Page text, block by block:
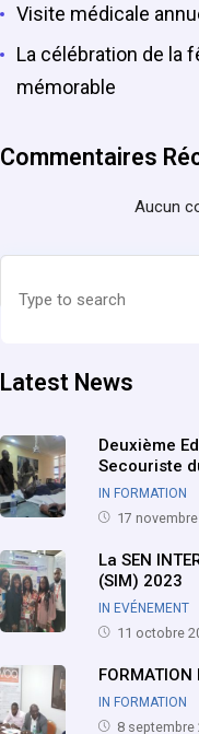
Visite médicale
La célébration de la
mémorable
Commentaires
Aucun
Latest News
Deuxième
Secouriste
IN FORMATION
17
La SEN
(SIM) 2023
IN EVÉNEMENT
11 octobre
FORMATION
IN FORMATION
8 septembre